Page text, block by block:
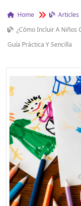
Home
Articles
¿Cómo Incluir A Niños
Guía Práctica Y Sencilla